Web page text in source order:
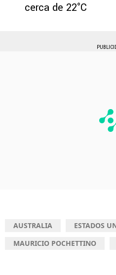
cerca de 22°C
AUSTRALIA
ESTADOS
MAURICIO POCHETTINO